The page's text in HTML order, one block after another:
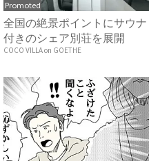
Promoted
全国の絶景ポイントにサウナ
付きのシェア別荘を展開
COCO VILLA on GOETHE